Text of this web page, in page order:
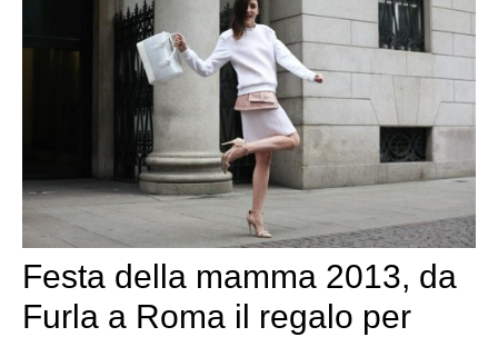
Festa della mamma 2013, da
Furla a Roma il regalo per